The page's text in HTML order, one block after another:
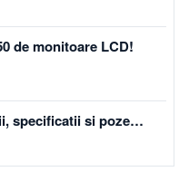
de monitoare LCD!
specificatii si poze…